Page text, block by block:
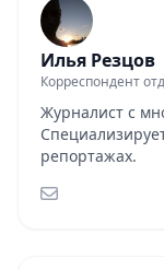
Илья Резцов
Корреспондент
Журналист с
репортажах.